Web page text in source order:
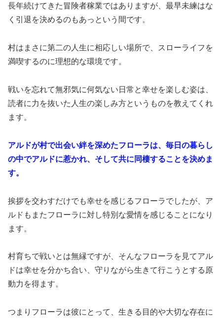
長年続けてきた冒険者稼業ではありますが、最早未練はな
く引退を決めるのもあっという間です。
村はまさに第二の人生に相応しい場所で、スローライフを
満喫するのに理想的な環境です。
戦いを忘れて無邪気に何気ない日常と幸せを楽しむ姿は、
読者に力を抜いた人生の楽しみ方というものを教えてくれ
ます。
アルドが村で出会い絆を深めたフローラは、毎日の暮らし
の中でアルドに惹かれ、そして共に同棲することを決めま
す。
挨拶を交わすだけでも幸せを感じるフローラでしたが、ア
ルドもまたフローラに対し特別な愛情を感じることになり
ます。
村育ちで戦いとは無縁ですが、そんなフローラを見てアル
ドは幸せを分かち合い、守りながら生きて行こうとする原
動力を得ます。
つまりフローラは彼にとって、生きる目的や大切な存在に